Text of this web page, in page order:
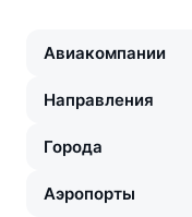
Авиакомпании
Направления
Города
Аэропорты